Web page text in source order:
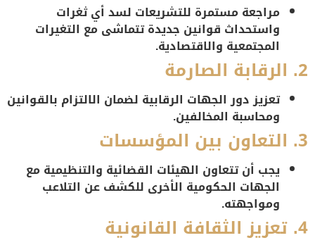
مراجعة مستمرة للتشريعات لسد أي ثغرات
واستحداث قوانين جديدة تتماشى مع التغيرات
المجتمعية والاقتصادية.
2. الرقابة الصارمة
تعزيز دور الجهات الرقابية لضمان الالتزام بالقوانين
ومحاسبة المخالفين.
3. التعاون بين المؤسسات
يجب أن تتعاون الهيئات القضائية والتنظيمية مع
الجهات الحكومية الأخرى للكشف عن التلاعب
ومواجهته.
4. تعزيز الثقافة القانونية